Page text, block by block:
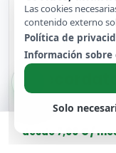
Los
ausencias.
desde 7,00 € /
Las cookies
contenido externo
Política de
Información sobre
Solo